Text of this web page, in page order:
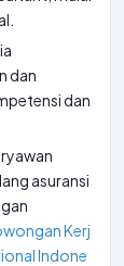
dan
dan
asuransi
Kerj
Indone